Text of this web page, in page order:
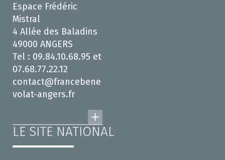
Espace Frédéric
Mistral
4 Allée des Baladins
49000 ANGERS
Tel : 09.84.10.68.95 et
07.68.77.22.12
contact@francebene
volat-angers.fr
LE SITE NATIONAL